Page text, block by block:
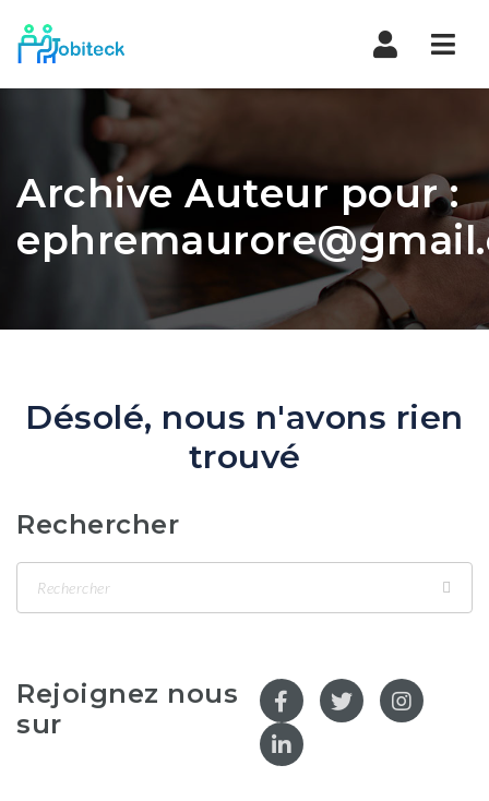
Archive Auteur pour :
Désolé, nous n'avons rien
trouvé
Rechercher
Rejoignez nous
sur